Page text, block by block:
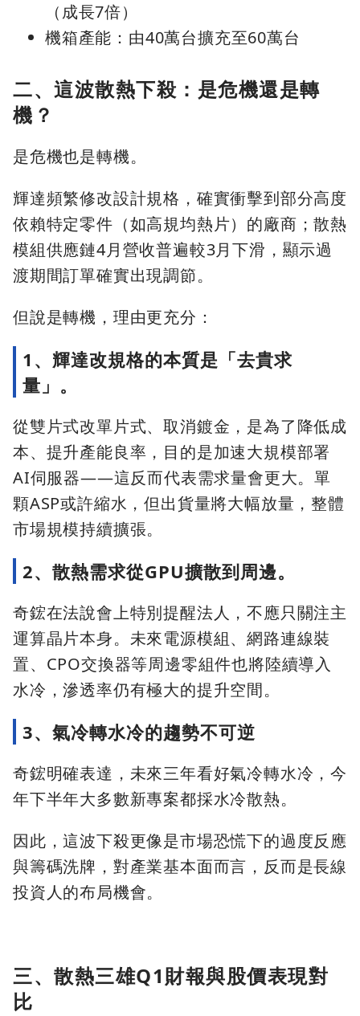
（成長7倍）
機箱產能：由40萬台擴充至60萬台
二、這波散熱下殺：是危機還是轉
機？
是危機也是轉機。
輝達頻繁修改設計規格，確實衝擊到部分高度
依賴特定零件（如高規均熱片）的廠商；散熱
模組供應鏈4月營收普遍較3月下滑，顯示過
渡期間訂單確實出現調節。
但說是轉機，理由更充分：
1、輝達改規格的本質是「去貴求
量」。
從雙片式改單片式、取消鍍金，是為了降低成
本、提升產能良率，目的是加速大規模部署
AI伺服器——這反而代表需求量會更大。單
顆ASP或許縮水，但出貨量將大幅放量，整體
市場規模持續擴張。
2、散熱需求從GPU擴散到周邊。
奇鋐在法說會上特別提醒法人，不應只關注主
運算晶片本身。未來電源模組、網路連線裝
置、CPO交換器等周邊零組件也將陸續導入
水冷，滲透率仍有極大的提升空間。
3、氣冷轉水冷的趨勢不可逆
奇鋐明確表達，未來三年看好氣冷轉水冷，今
年下半年大多數新專案都採水冷散熱。
因此，這波下殺更像是市場恐慌下的過度反應
與籌碼洗牌，對產業基本面而言，反而是長線
投資人的布局機會。
三、散熱三雄Q1財報與股價表現對
比